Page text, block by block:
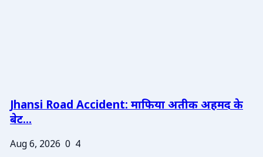
Jhansi Road Accident: माफिया अतीक अहमद के
बेट...
Aug 6, 2026 0 4